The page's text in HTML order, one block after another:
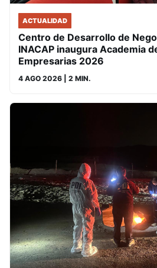
ACTUALIDAD
Centro de Desarrollo de
INACAP inaugura Academia
Empresarias 2026
4 AGO 2026 | 2 MIN.